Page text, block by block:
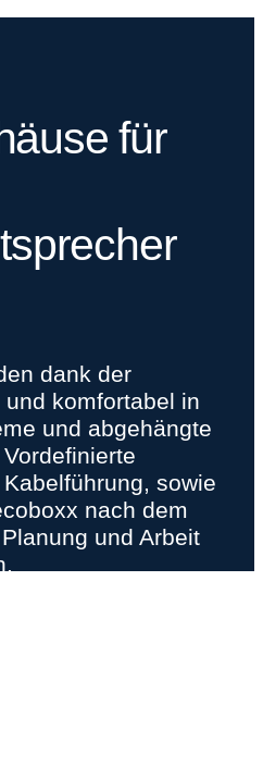
für
dank der
komfortabel in
und abgehängte
sowie
nach dem
und Arbeit